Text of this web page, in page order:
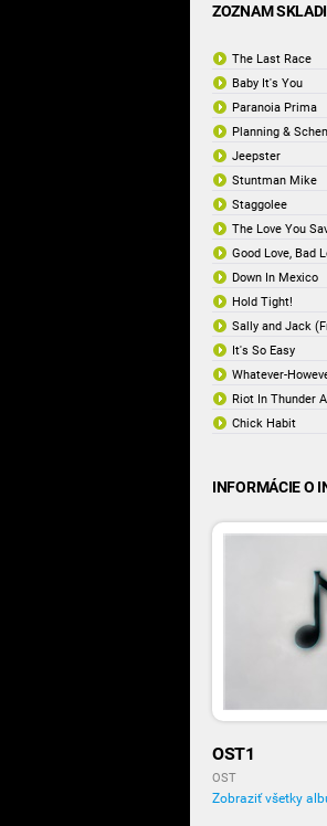
ZOZNAM
The Last Race
Baby It's You
Paranoia Prima
Planning &
Jeepster
Stuntman Mike
Staggolee
The Love You
Good Love, Bad
Down In Mexico
Hold Tight!
Sally and Jack
It's So Easy
Whatever-
Riot In Thunder
Chick Habit
INFORMÁCIE O
OST1
OST
Zobraziť všetky